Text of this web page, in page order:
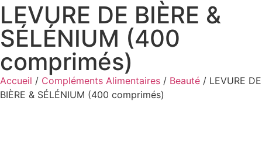
LEVURE DE BIÈRE &
SÉLÉNIUM (400
comprimés)
Accueil / Compléments Alimentaires / Beauté / LEVURE DE
BIÈRE & SÉLÉNIUM (400 comprimés)